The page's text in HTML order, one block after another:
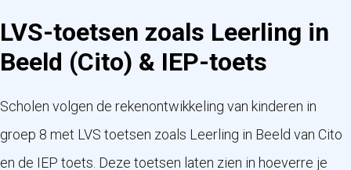
LVS-toetsen zoals Leerling in
Beeld (Cito) & IEP-toets
Scholen volgen de rekenontwikkeling van kinderen in
groep 8 met LVS toetsen zoals Leerling in Beeld van Cito
en de IEP toets . Deze toetsen laten zien in hoeverre je